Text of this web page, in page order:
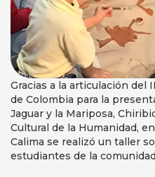
Gracias a la articulación del
de Colombia para la
Jaguar y la Mariposa,
Cultural de la Humanidad,
Calima se realizó un taller
estudiantes de la